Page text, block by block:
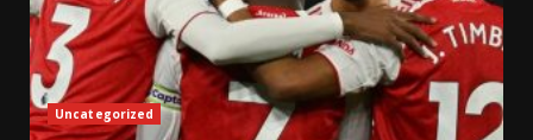
Uncategorized